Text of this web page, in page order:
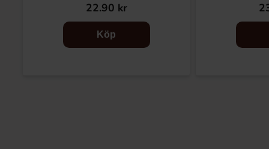
22.90 kr
Köp